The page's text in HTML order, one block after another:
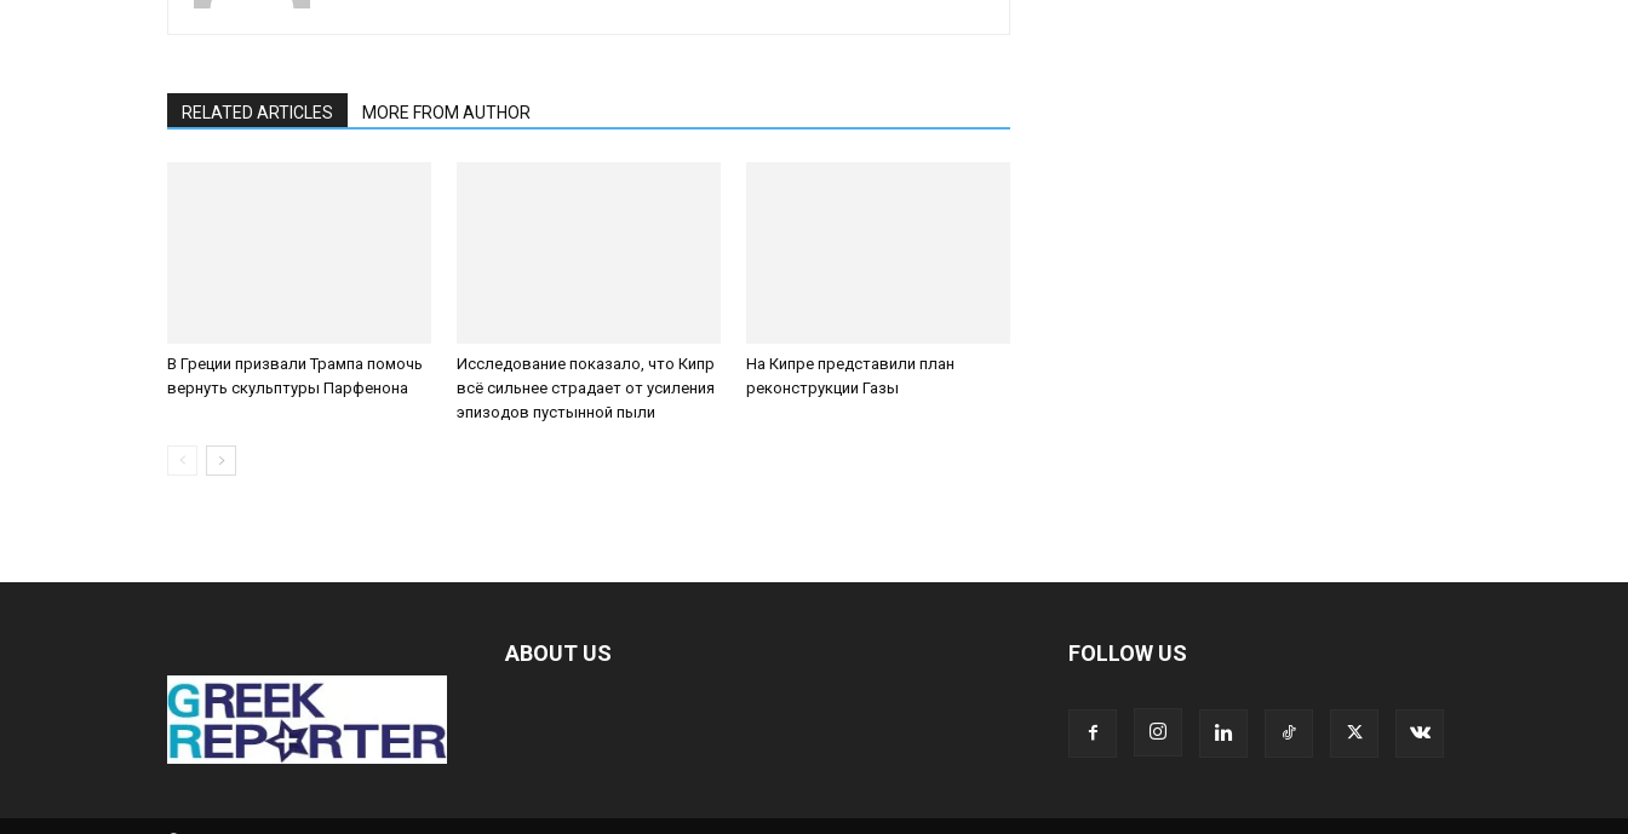
RELATED ARTICLES MORE FROM AUTHOR
В Греции призвали Трампа помочь
вернуть скульптуры Парфенона
Исследование показало, что Кипр
всё сильнее страдает от усиления
эпизодов пустынной пыли
На Кипре представили план
реконструкции Газы
ABOUT US FOLLOW US